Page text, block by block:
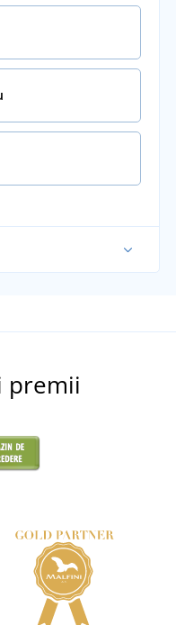
Firsty Firsan S1P
premii